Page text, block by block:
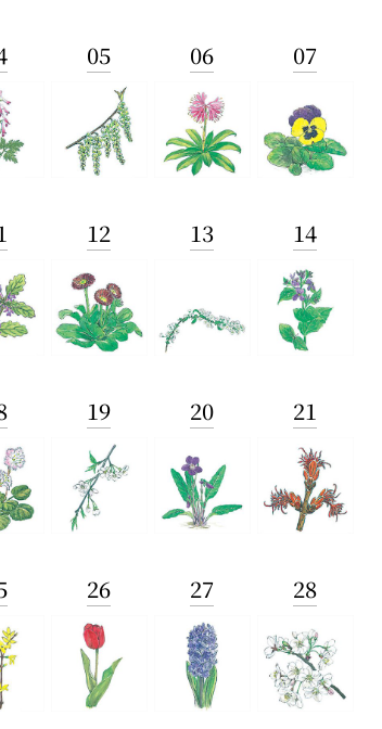
05 06 07
12 13 14
19 20 21
26 27 28